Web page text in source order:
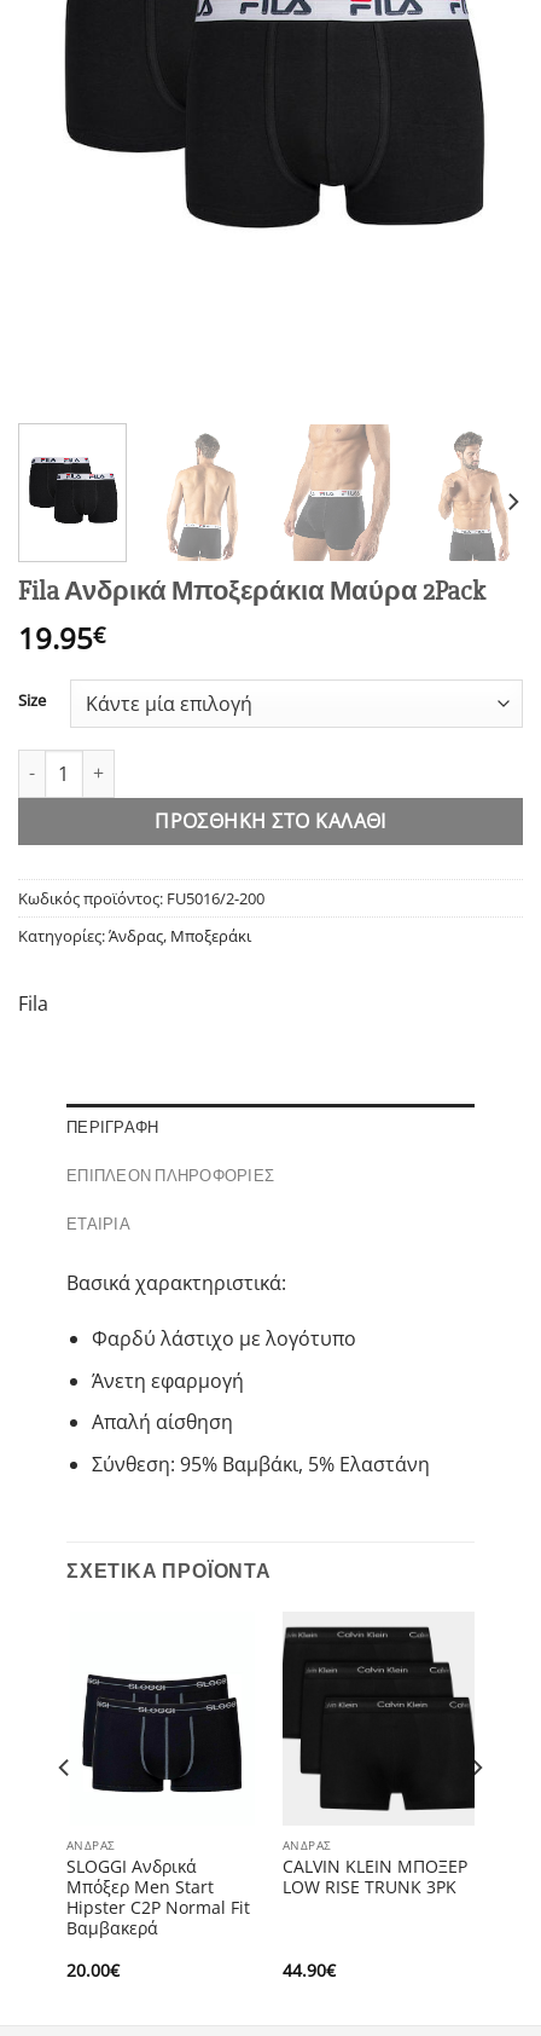
Fila Ανδρικά Μποξεράκια Μαύρα 2Pack
19.95€
Size
Fila Ανδρικά Μποξεράκια Μαύρα 2Pack ποσότητα
ΠΡΟΣΘΉΚΗ ΣΤΟ ΚΑΛΆΘΙ
Κωδικός προϊόντος: FU5016/2-200
Κατηγορίες:Άνδρας, Μποξεράκι
Fila
ΠΕΡΙΓΡΑΦΉ
ΕΠΙΠΛΈΟΝ ΠΛΗΡΟΦΟΡΊΕΣ
ΕΤΑΙΡΊΑ
Βασικά χαρακτηριστικά:
Φαρδύ λάστιχο με λογότυπο
Άνετη εφαρμογή
Απαλή αίσθηση
Σύνθεση: 95% Βαμβάκι, 5% Ελαστάνη
ΣΧΕΤΙΚΆ ΠΡΟΪΌΝΤΑ
ΆΝΔΡΑΣ
SLOGGI Ανδρικά
Μπόξερ Men Start
Hipster C2P Normal Fit
Βαμβακερά
20.00€
ΆΝΔΡΑΣ
CALVIN KLEIN ΜΠΟΞΕΡ
LOW RISE TRUNK 3PK
44.90€